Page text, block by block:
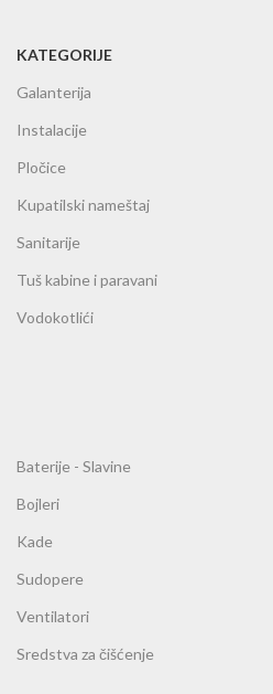
KATEGORIJE
Galanterija
Instalacije
Pločice
Kupatilski nameštaj
Sanitarije
Tuš kabine i paravani
Vodokotlići
Baterije - Slavine
Bojleri
Kade
Sudopere
Ventilatori
Sredstva za čišćenje